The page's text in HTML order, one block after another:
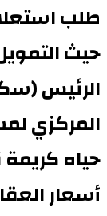
طلب
حيث
الرئيس
المركزي
حياه كريمة
أسعار